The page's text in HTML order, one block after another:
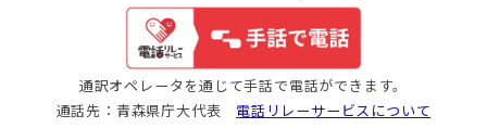
通訳オペレータを通じて手話で電話ができます。
通話先：青森県庁大代表 電話リレーサービスについて